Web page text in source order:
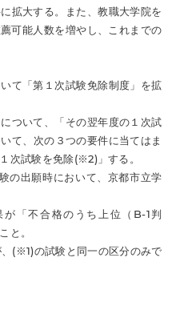
拡大する。また、教職大学院を
可能人数を増やし、これまでの
て「第１次試験免除制度」を拡
ついて、「その翌年度の１次試
て、次の３つの要件に当てはま
次試験を免除(※2)」する。
の出願時において、京都市立学
「不合格のうち上位（B-1判
と。
(※1)の試験と同一の区分のみで